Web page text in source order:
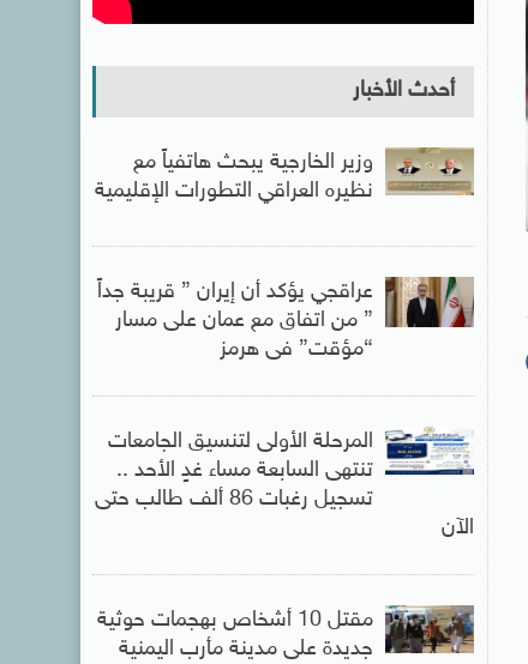
أحدث الأخبار
وزير الخارجية يبحث هاتفياً مع
نظيره العراقي التطورات الإقليمية
عراقجي يؤكد أن إيران ” قريبة جداً
” من اتفاق مع عمان على مسار
“مؤقت” فى هرمز
المرحلة الأولى لتنسيق الجامعات
تنتهى السابعة مساء غدٍ الأحد ..
تسجيل رغبات 86 ألف طالب حتى
الآن
مقتل 10 أشخاص بهجمات حوثية
جديدة على مدينة مأرب اليمنية